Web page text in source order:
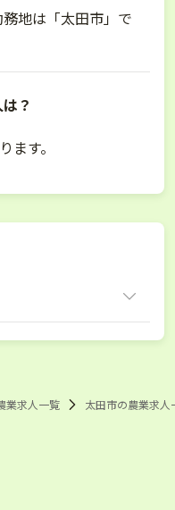
務地は「太田市」で
？
ます。
業求人一覧 太田市の農業求人